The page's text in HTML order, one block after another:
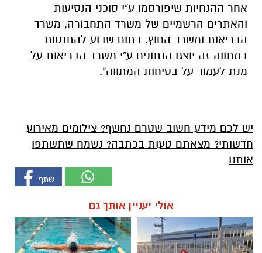
אחר ההנחיות שיפורסמו ע"י סוכני הנסיעות
והאתרים הרשמיים של משרד התחבורה, משרד
הבריאות ומשרד החוץ. בתום שבוע להתנסות
במתווה זה יוצגו הנתונים ע"י משרד הבריאות על
מנת לעמוד על בטיחות המתווה".
יש לכם מידע חשוב שטרם נחשף? צילומים מאירוע
חדשותי? מצאתם טעות בכתבה? נשמח שתשתפו
אותנו
אולי יעניין אותך גם